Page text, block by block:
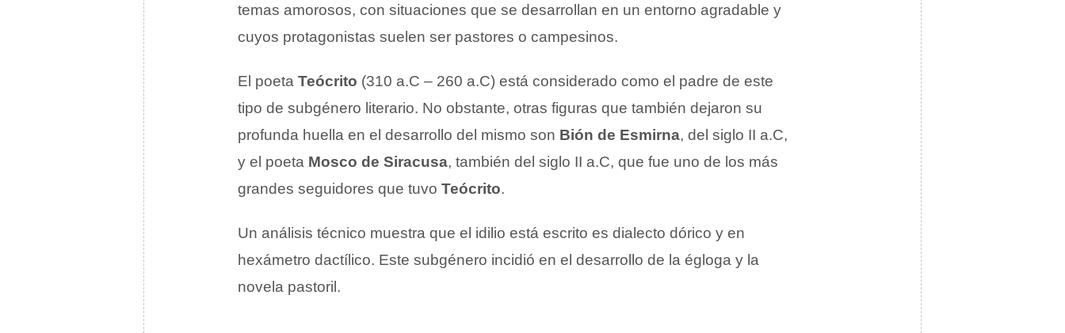
temas amorosos, con situaciones que se desarrollan en un entorno agradable y
cuyos protagonistas suelen ser pastores o campesinos.
El poeta Teócrito (310 a.C – 260 a.C) está considerado como el padre de este
tipo de subgénero literario. No obstante, otras figuras que también dejaron su
profunda huella en el desarrollo del mismo son Bión de Esmirna, del siglo II a.C,
y el poeta Mosco de Siracusa, también del siglo II a.C, que fue uno de los más
grandes seguidores que tuvo Teócrito.
Un análisis técnico muestra que el idilio está escrito es dialecto dórico y en
hexámetro dactílico. Este subgénero incidió en el desarrollo de la égloga y la
novela pastoril.